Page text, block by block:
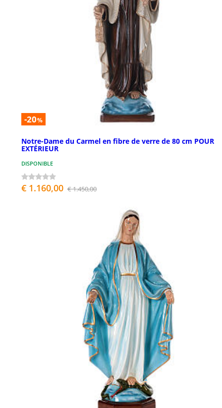
-20%
Notre-Dame du Carmel en fibre de verre de 80 cm POUR
EXTÉRIEUR
DISPONIBLE
€ 1.160,00 € 1.450,00